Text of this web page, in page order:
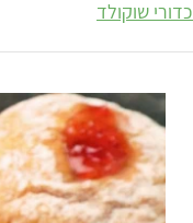
כדורי שוקולד